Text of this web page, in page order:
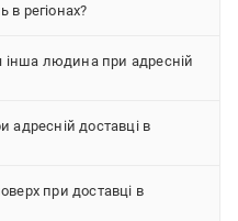
в регіонах?
людина при адресній
адресній доставці в
при доставці в